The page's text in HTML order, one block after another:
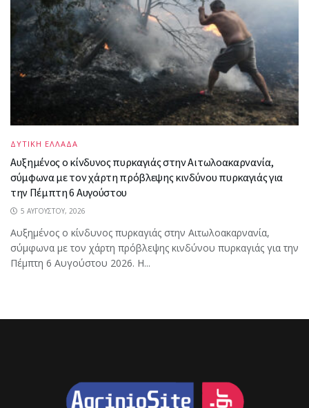
ΔΥΤΙΚΗ ΕΛΛΑΔΑ
Αυξημένος ο κίνδυνος πυρκαγιάς στην Αιτωλοακαρνανία,
σύμφωνα με τον χάρτη πρόβλεψης κινδύνου πυρκαγιάς για
την Πέμπτη 6 Αυγούστου
5 ΑΥΓΟΎΣΤΟΥ, 2026
Αυξημένος ο κίνδυνος πυρκαγιάς στην Αιτωλοακαρνανία,
σύμφωνα με τον χάρτη πρόβλεψης κινδύνου πυρκαγιάς για την
Πέμπτη 6 Αυγούστου 2026. Η...